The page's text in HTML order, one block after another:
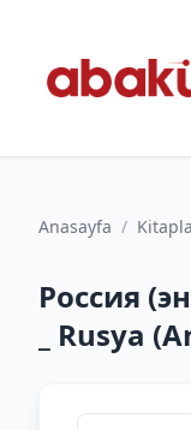
Anasayfa /
Россия
_ Rusya